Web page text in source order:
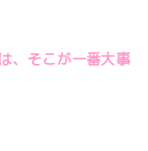
、そこが一番大事